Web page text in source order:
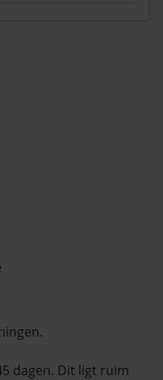
dagen. Dit ligt ruim